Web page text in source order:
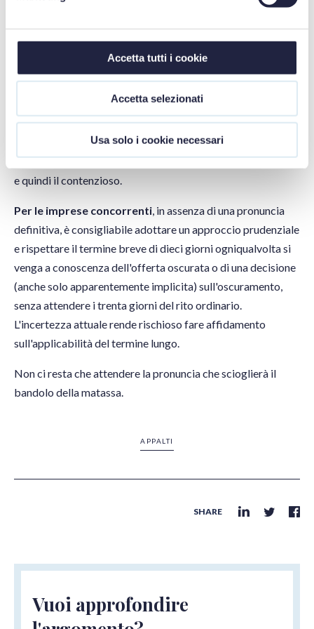
Accetta tutti i cookie
Accetta selezionati
Usa solo i cookie necessari
scrupolo agli obblighi di pubblicazione e comunicazione
all'aggiudicazione a:
pubblicare le offerte dei primi cinque classificati;
esplicitare motivatamente le proprie decisioni sulle
istanze di oscuramento.
L'omissione di questi adempimenti, oltre a esporre l'ente a
contestazioni, alimenta l'incertezza sui termini decadenziali
e quindi il contenzioso.
Per le imprese concorrenti, in assenza di una pronuncia
definitiva, è consigliabile adottare un approccio prudenziale
e rispettare il termine breve di dieci giorni ogniqualvolta si
venga a conoscenza dell'offerta oscurata o di una decisione
(anche solo apparentemente implicita) sull'oscuramento,
senza attendere i trenta giorni del rito ordinario.
L'incertezza attuale rende rischioso fare affidamento
sull'applicabilità del termine lungo.
Non ci resta che attendere la pronuncia che scioglierà il
bandolo della matassa.
APPALTI
SHARE
Vuoi approfondire